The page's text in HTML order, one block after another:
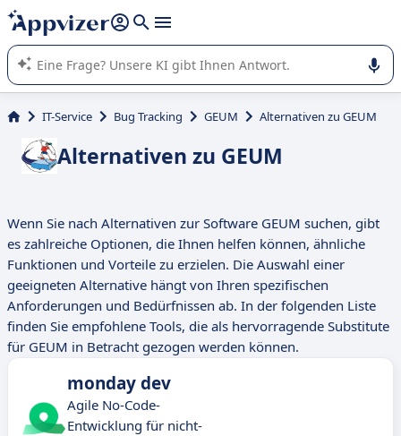
beantworten (mehrere Zeilen mit
Die KI von Appvizer führt Sie bei der Nutzung oder Auswahl
von SaaS-Software in Unternehmen.
IT-Service Bug Tracking GEUM Alternativen zu GEUM
Alternativen zu GEUM
Wenn Sie nach Alternativen zur Software GEUM suchen, gibt
es zahlreiche Optionen, die Ihnen helfen können, ähnliche
Funktionen und Vorteile zu erzielen. Die Auswahl einer
geeigneten Alternative hängt von Ihren spezifischen
Anforderungen und Bedürfnissen ab. In der folgenden Liste
finden Sie empfohlene Tools, die als hervorragende Substitute
für GEUM in Betracht gezogen werden können.
monday dev
Agile No-Code-
Entwicklung für nicht-